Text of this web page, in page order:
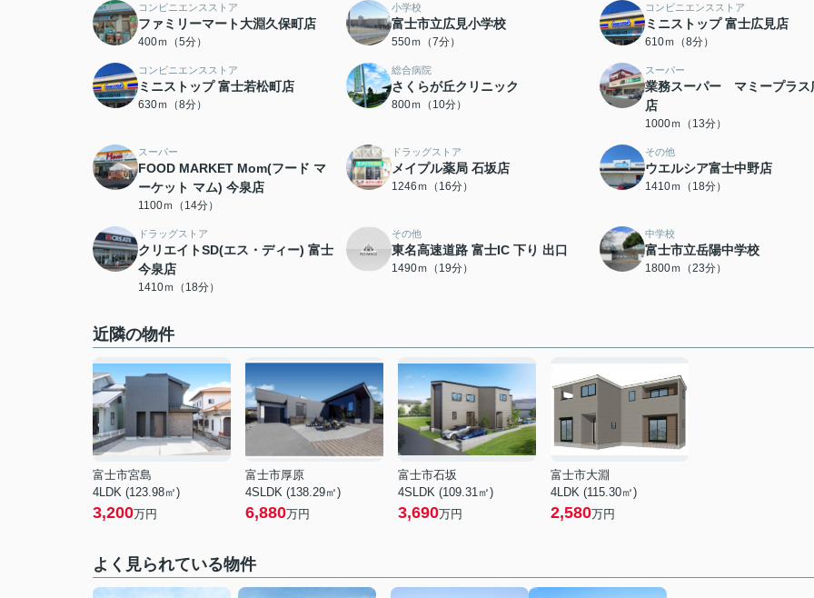
コンビニエンスストア
ファミリーマート大淵久保町店
400ｍ（5分）
小学校
富士市立広見小学校
550ｍ（7分）
コンビニエンスストア
ミニストップ 富士広見店
610ｍ（8分）
コンビニエンスストア
ミニストップ 富士若松町店
630ｍ（8分）
総合病院
さくらが丘クリニック
800ｍ（10分）
スーパー
業務スーパー マミープラス
店
1000ｍ（13分）
スーパー
FOOD MARKET Mom(フード マ
ーケット マム) 今泉店
1100ｍ（14分）
ドラッグストア
メイプル薬局 石坂店
1246ｍ（16分）
その他
ウエルシア富士中野店
1410ｍ（18分）
ドラッグストア
クリエイトSD(エス・ディー) 富士
今泉店
1410ｍ（18分）
その他
東名高速道路 富士IC 下り 出口
1490ｍ（19分）
中学校
富士市立岳陽中学校
1800ｍ（23分）
近隣の物件
富士市宮島
4LDK (123.98㎡)
3,200万円
富士市厚原
4SLDK (138.29㎡)
6,880万円
富士市石坂
4SLDK (109.31㎡)
3,690万円
富士市大淵
4LDK (115.30㎡)
2,580万円
よく見られている物件